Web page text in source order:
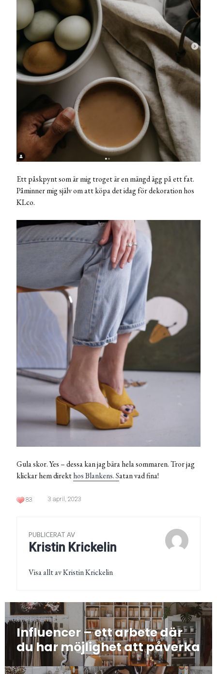
Ett påskpynt som är mig troget är en mängd ägg på ett fat.
Påminner mig själv om att köpa det idag för dekoration hos
KLco.
Gula skor. Yes – dessa kan jag bära hela sommaren. Tror jag
klickar hem direkthos Blankens. Satan vad fina!
83 3 april, 2023
PUBLICERAT AV
Kristin Krickelin
Visa allt av Kristin Krickelin
Inläggsnavigering
FÖREGÅENDE
Föregående
post:
Influencer – ett arbete där
du har möjlighet att påverka